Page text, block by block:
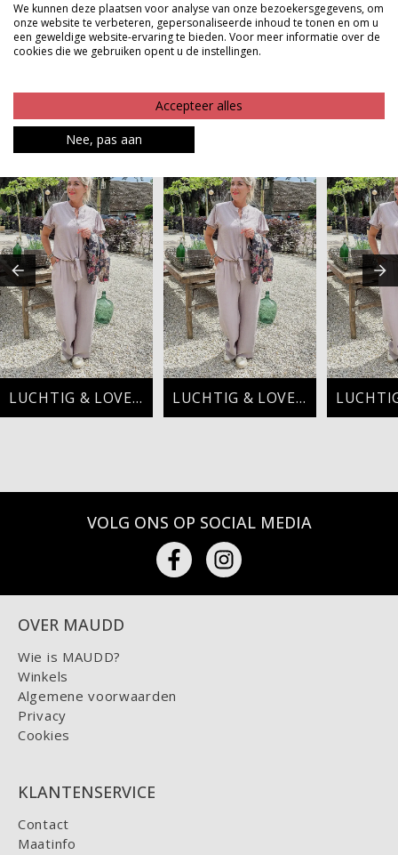
outfit direct een frisse twist geeft.
Product kenmerken
MAAK JE LOOK COMPLEET
LUCHTIG & LOVELY LUCHTIG & LOVELY
VOLG ONS OP SOCIAL MEDIA
OVER MAUDD
Wie is MAUDD?
Winkels
Algemene voorwaarden
Privacy
Cookies
KLANTENSERVICE
Contact
Maatinfo
We kunnen deze plaatsen voor analyse van onze bezoekersgegevens, om
onze website te verbeteren, gepersonaliseerde inhoud te tonen en om u
een geweldige website-ervaring te bieden. Voor meer informatie over de
cookies die we gebruiken opent u de instellingen.
Accepteer alles
Nee, pas aan